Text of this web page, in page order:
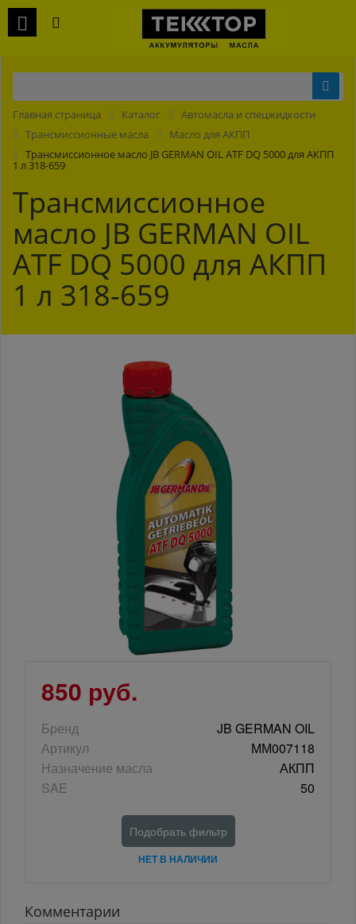
Главная страница Каталог
Автомасла и спецжидкости
Трансмиссионные масла
Масло для АКПП
Трансмиссионное масло JB GERMAN OIL ATF DQ 5000 для АКПП
1 л 318-659
Трансмиссионное
масло JB GERMAN OIL
ATF DQ 5000 для АКПП
1 л 318-659
850 руб.
Бренд
JB GERMAN OIL
Артикул
ММ007118
Назначение масла
АКПП
SAE
50
Подобрать фильтр
НЕТ В НАЛИЧИИ
Комментарии